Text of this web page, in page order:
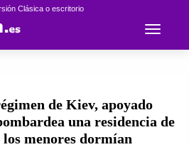
Clásica o escritorio
Toggle
de Kiev, apoyado
una residencia de
menores dormían